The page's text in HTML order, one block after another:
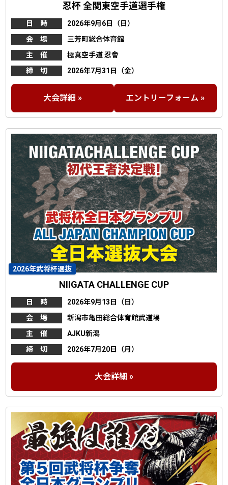
忍杯 全関東空手道選手権
日 時
2026年9月6日（日）
会 場
三芳町総合体育館
主 催
極真空手道 忍會
締 切
2026年7月31日（金）
大会詳細 » エントリーフォーム »
2026年武将杯選抜
NIIGATA CHALLENGE CUP
日 時
2026年9月13日（日）
会 場
新潟市亀田総合体育館武道場
主 催
AJKU新潟
締 切
2026年7月20日（月）
大会詳細 »